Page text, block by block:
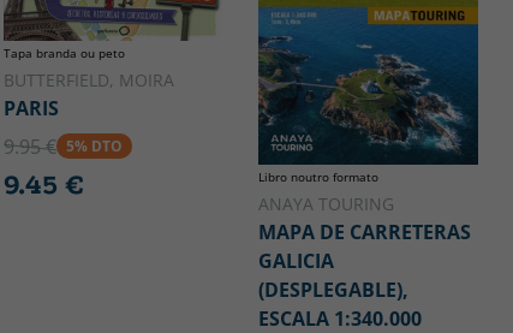
Tapa branda ou peto
BUTTERFIELD, MOIRA
PARIS
9.95 € 5% DTO
9.45 € Libro noutro formato
ANAYA TOURING
MAPA DE CARRETERAS
GALICIA
(DESPLEGABLE),
ESCALA 1:340.000